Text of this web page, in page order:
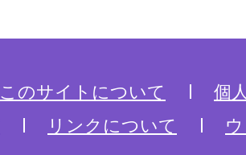
このサイトについて
個
リンクについて